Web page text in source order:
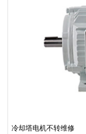
冷却塔电机不转维修